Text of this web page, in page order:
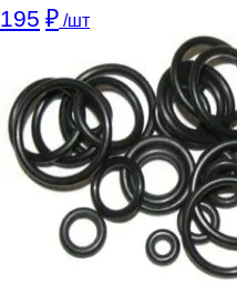
195 ₽ /шт